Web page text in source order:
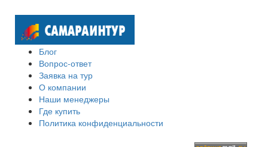
Блог
Вопрос-ответ
Заявка на тур
О компании
Наши менеджеры
Где купить
Политика конфиденциальности